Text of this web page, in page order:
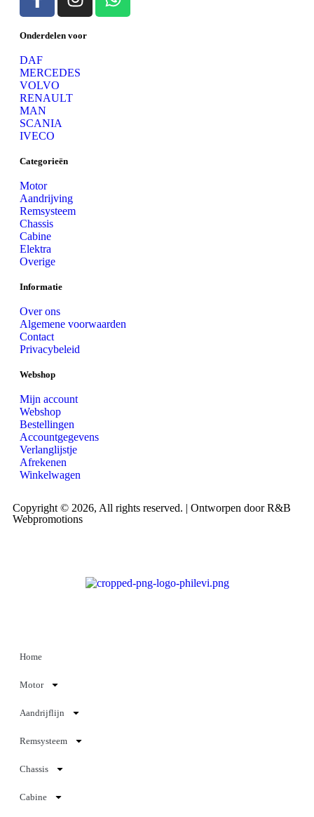
Onderdelen voor
DAF
MERCEDES
VOLVO
RENAULT
MAN
SCANIA
IVECO
Categorieën
Motor
Aandrijving
Remsysteem
Chassis
Cabine
Elektra
Overige
Informatie
Over ons
Algemene voorwaarden
Contact
Privacybeleid
Webshop
Mijn account
Webshop
Bestellingen
Accountgegevens
Verlanglijstje
Afrekenen
Winkelwagen
Copyright © 2026, All rights reserved. | Ontworpen door R&B
Webpromotions
Home
Motor
Aandrijflijn
Remsysteem
Chassis
Cabine